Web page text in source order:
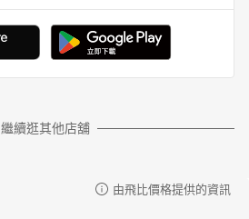
繼續逛其他店舖
由飛比價格提供的資訊